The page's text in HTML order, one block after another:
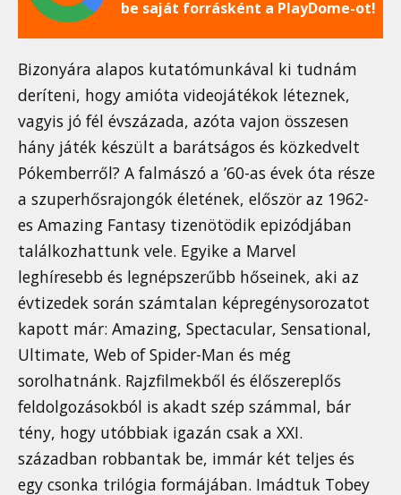
be saját forrásként a PlayDome-ot!
Bizonyára alapos kutatómunkával ki tudnám
deríteni, hogy amióta videojátékok léteznek,
vagyis jó fél évszázada, azóta vajon összesen
hány játék készült a barátságos és közkedvelt
Pókemberről? A falmászó a ’60-as évek óta része
a szuperhősrajongók életének, először az 1962-
es Amazing Fantasy tizenötödik epizódjában
találkozhattunk vele. Egyike a Marvel
leghíresebb és legnépszerűbb hőseinek, aki az
évtizedek során számtalan képregénysorozatot
kapott már: Amazing, Spectacular, Sensational,
Ultimate, Web of Spider-Man és még
sorolhatnánk. Rajzfilmekből és élőszereplős
feldolgozásokból is akadt szép számmal, bár
tény, hogy utóbbiak igazán csak a XXI.
században robbantak be, immár két teljes és
egy csonka trilógia formájában. Imádtuk Tobey